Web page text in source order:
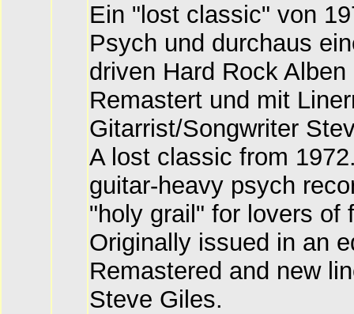
Ein "lost classic" von
Psych und durchaus
driven Hard Rock
Remastert und mit
Gitarrist/Songwriter
A lost classic from
guitar-heavy psych
"holy grail" for lovers of
Originally issued in an
Remastered and new
Steve Giles.